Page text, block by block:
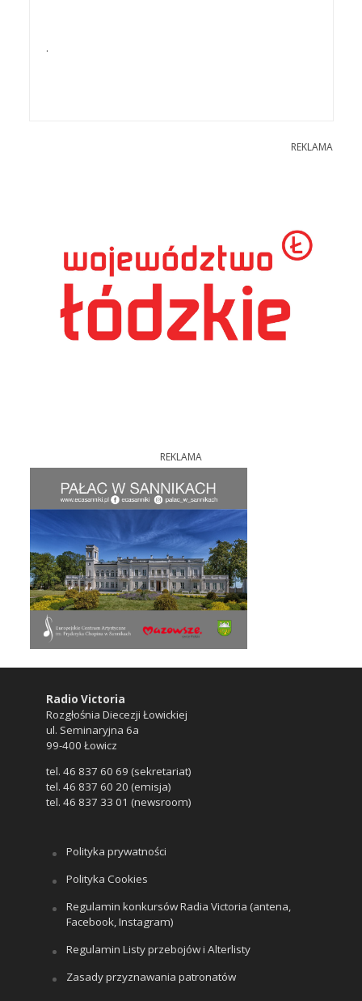
.
REKLAMA
REKLAMA
Radio Victoria
Rozgłośnia Diecezji Łowickiej
ul. Seminaryjna 6a
99-400 Łowicz
tel. 46 837 60 69 (sekretariat)
tel. 46 837 60 20 (emisja)
tel. 46 837 33 01 (newsroom)
Polityka prywatności
Polityka Cookies
Regulamin konkursów Radia Victoria (antena,
Facebook, Instagram)
Regulamin Listy przebojów i Alterlisty
Zasady przyznawania patronatów